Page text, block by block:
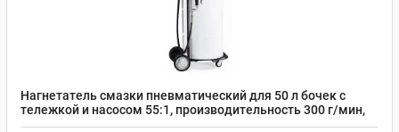
Нагнетатель смазки пневматический для 50 л бочек с
тележкой и насосом 55:1, производительность 300 г/мин,
10 бар, Samoa 425150